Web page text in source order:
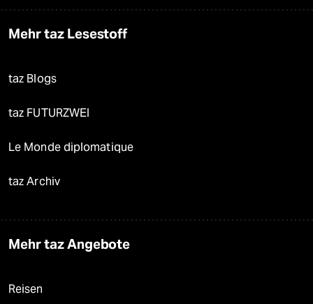
Mehr taz Lesestoff
taz Blogs
taz FUTURZWEI
Le Monde diplomatique
taz Archiv
Mehr taz Angebote
Reisen